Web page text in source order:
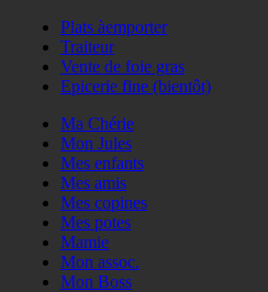
Plats àemporter
Traiteur
Vente de foie gras
Epicerie fine (bientôt)
Ma Chérie
Mon Jules
Mes enfants
Mes amis
Mes copines
Mes potes
Mamie
Mon assoc.
Mon Boss